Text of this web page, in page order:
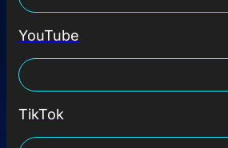
YouTube
TikTok